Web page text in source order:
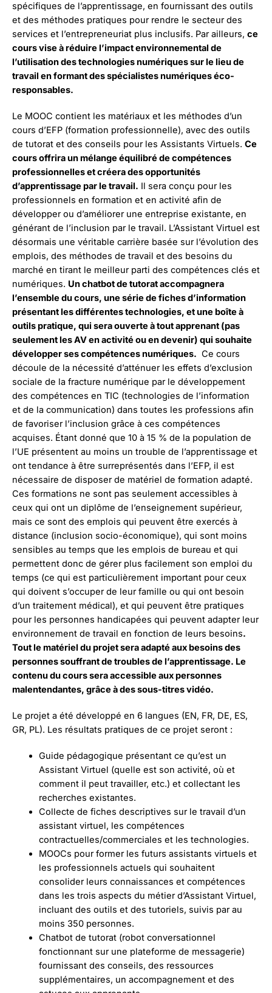
spécifiques de l’apprentissage, en fournissant des outils
et des méthodes pratiques pour rendre le secteur des
services et l’entrepreneuriat plus inclusifs. Par ailleurs, ce
cours vise à réduire l’impact environnemental de
l’utilisation des technologies numériques sur le lieu de
travail en formant des spécialistes numériques éco-
responsables.
Le MOOC contient les matériaux et les méthodes d’un
cours d’EFP (formation professionnelle), avec des outils
de tutorat et des conseils pour les Assistants Virtuels. Ce
cours offrira un mélange équilibré de compétences
professionnelles et créera des opportunités
d’apprentissage par le travail. Il sera conçu pour les
professionnels en formation et en activité afin de
développer ou d’améliorer une entreprise existante, en
générant de l’inclusion par le travail. L’Assistant Virtuel est
désormais une véritable carrière basée sur l’évolution des
emplois, des méthodes de travail et des besoins du
marché en tirant le meilleur parti des compétences clés et
numériques. Un chatbot de tutorat accompagnera
l’ensemble du cours, une série de fiches d’information
présentant les différentes technologies, et une boîte à
outils pratique, qui sera ouverte à tout apprenant (pas
seulement les AV en activité ou en devenir) qui souhaite
développer ses compétences numériques. Ce cours
découle de la nécessité d’atténuer les effets d’exclusion
sociale de la fracture numérique par le développement
des compétences en TIC (technologies de l’information
et de la communication) dans toutes les professions afin
de favoriser l’inclusion grâce à ces compétences
acquises. Étant donné que 10 à 15 % de la population de
l’UE présentent au moins un trouble de l’apprentissage et
ont tendance à être surreprésentés dans l’EFP, il est
nécessaire de disposer de matériel de formation adapté.
Ces formations ne sont pas seulement accessibles à
ceux qui ont un diplôme de l’enseignement supérieur,
mais ce sont des emplois qui peuvent être exercés à
distance (inclusion socio-économique), qui sont moins
sensibles au temps que les emplois de bureau et qui
permettent donc de gérer plus facilement son emploi du
temps (ce qui est particulièrement important pour ceux
qui doivent s’occuper de leur famille ou qui ont besoin
d’un traitement médical), et qui peuvent être pratiques
pour les personnes handicapées qui peuvent adapter leur
environnement de travail en fonction de leurs besoins.
Tout le matériel du projet sera adapté aux besoins des
personnes souffrant de troubles de l’apprentissage. Le
contenu du cours sera accessible aux personnes
malentendantes, grâce à des sous-titres vidéo.
Le projet a été développé en 6 langues (EN, FR, DE, ES,
GR, PL). Les résultats pratiques de ce projet seront :
Guide pédagogique présentant ce qu’est un
Assistant Virtuel (quelle est son activité, où et
comment il peut travailler, etc.) et collectant les
recherches existantes.
Collecte de fiches descriptives sur le travail d’un
assistant virtuel, les compétences
contractuelles/commerciales et les technologies.
MOOCs pour former les futurs assistants virtuels et
les professionnels actuels qui souhaitent
consolider leurs connaissances et compétences
dans les trois aspects du métier d’Assistant Virtuel,
incluant des outils et des tutoriels, suivis par au
moins 350 personnes.
Chatbot de tutorat (robot conversationnel
fonctionnant sur une plateforme de messagerie)
fournissant des conseils, des ressources
supplémentaires, un accompagnement et des